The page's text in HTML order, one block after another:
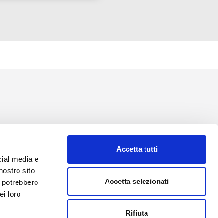
media e
sito
loro
Accetta tutti
Accetta selezionati
Rifiuta